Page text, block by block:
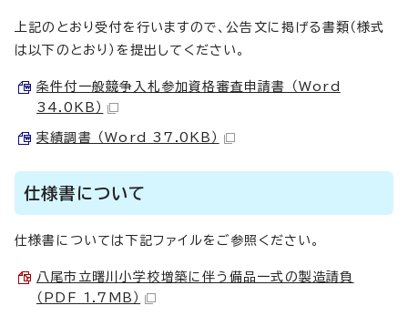
上記のとおり受付を行いますので、公告文に掲げる書類（様式
は以下のとおり）を提出してください。
条件付一般競争入札参加資格審査申請書 （Word
34.0KB）
実績調書 （Word 37.0KB）
仕様書について
仕様書については下記ファイルをご参照ください。
八尾市立曙川小学校増築に伴う備品一式の製造請負
（PDF 1.7MB）